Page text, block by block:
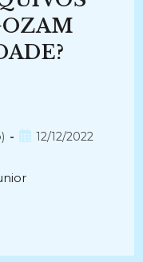
Post12/12/2022